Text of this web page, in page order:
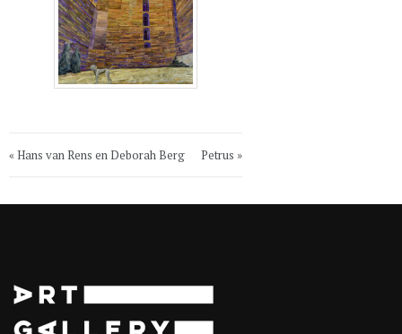
« Hans van Rens en Deborah Berg Petrus »